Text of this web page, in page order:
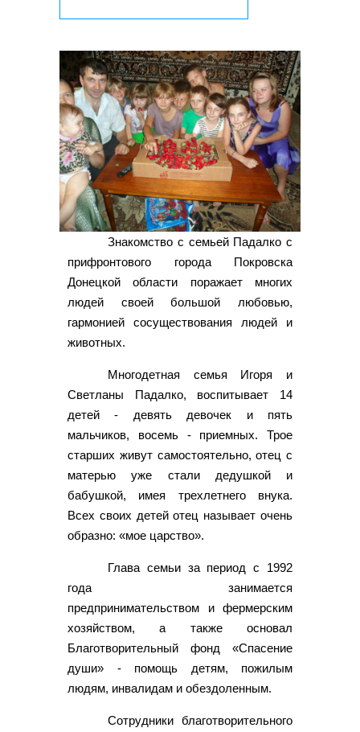
Знакомство с семьей Падалко с
прифронтового города Покровска
Донецкой области поражает многих
людей своей большой любовью,
гармонией сосуществования людей и
животных.
Многодетная семья Игоря и
Светланы Падалко, воспитывает 14
детей - девять девочек и пять
мальчиков, восемь - приемных. Трое
старших живут самостоятельно, отец с
матерью уже стали дедушкой и
бабушкой, имея трехлетнего внука.
Всех своих детей отец называет очень
образно: «мое царство».
Глава семьи за период с 1992
года занимается
предпринимательством и фермерским
хозяйством, а также основал
Благотворительный фонд «Спасение
души» - помощь детям, пожилым
людям, инвалидам и обездоленным.
Сотрудники благотворительного